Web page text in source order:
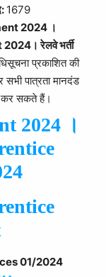
1679
2024 ।
रेलवे भर्ती
प्रकाशित की
पात्रता मानदंड
सकते हैं।
2024 ।
01/2024